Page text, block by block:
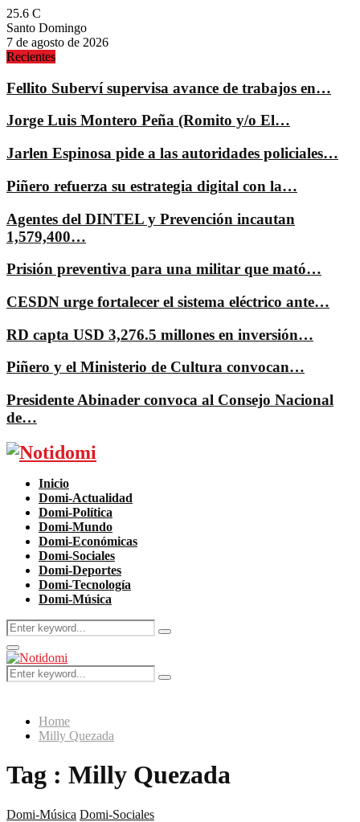
25.6 C
Santo Domingo
7 de agosto de 2026
Recientes
Fellito Suberví supervisa avance de trabajos en…
Jorge Luis Montero Peña (Romito y/o El…
Jarlen Espinosa pide a las autoridades policiales…
Piñero refuerza su estrategia digital con la…
Agentes del DINTEL y Prevención incautan
1,579,400…
Prisión preventiva para una militar que mató…
CESDN urge fortalecer el sistema eléctrico ante…
RD capta USD 3,276.5 millones en inversión…
Piñero y el Ministerio de Cultura convocan…
Presidente Abinader convoca al Consejo Nacional
de…
Facebook
Twitter
Instagram
Pinterest
Youtube
Inicio
Domi-Actualidad
Domi-Política
Domi-Mundo
Domi-Económicas
Domi-Sociales
Domi-Deportes
Domi-Tecnología
Domi-Música
Search
for:
Search
Primary
Menu
Search
for:
Search
Home
Milly Quezada
Tag : Milly Quezada
Domi-Música Domi-Sociales